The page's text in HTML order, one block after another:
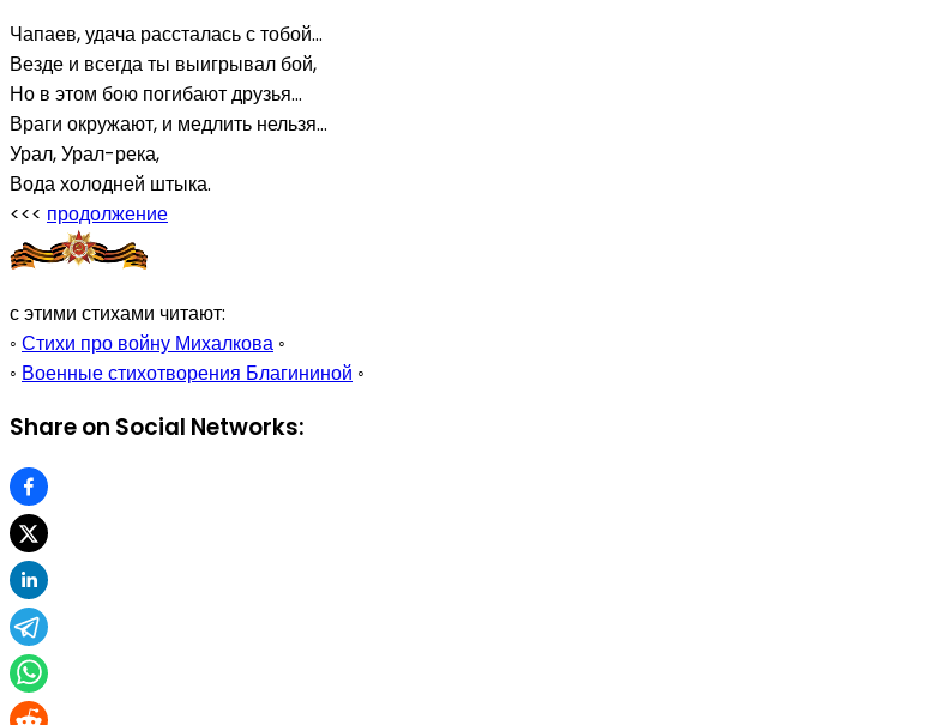
Чапаев, удача рассталась с тобой…
Везде и всегда ты выигрывал бой,
Но в этом бою погибают друзья…
Враги окружают, и медлить нельзя…
Урал, Урал-река,
Вода холодней штыка.
<<< продолжение
с этими стихами читают:
◦ Стихи про войну Михалкова ◦
◦ Военные стихотворения Благининой ◦
Share on Social Networks: